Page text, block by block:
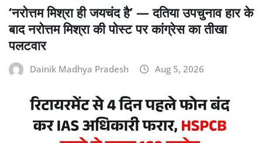
‘नरोत्तम मिश्रा ही जयचंद है’ — दतिया उपचुनाव हार के
बाद नरोत्तम मिश्रा की पोस्ट पर कांग्रेस का तीखा
पलटवार
Dainik Madhya Pradesh Aug 5, 2026